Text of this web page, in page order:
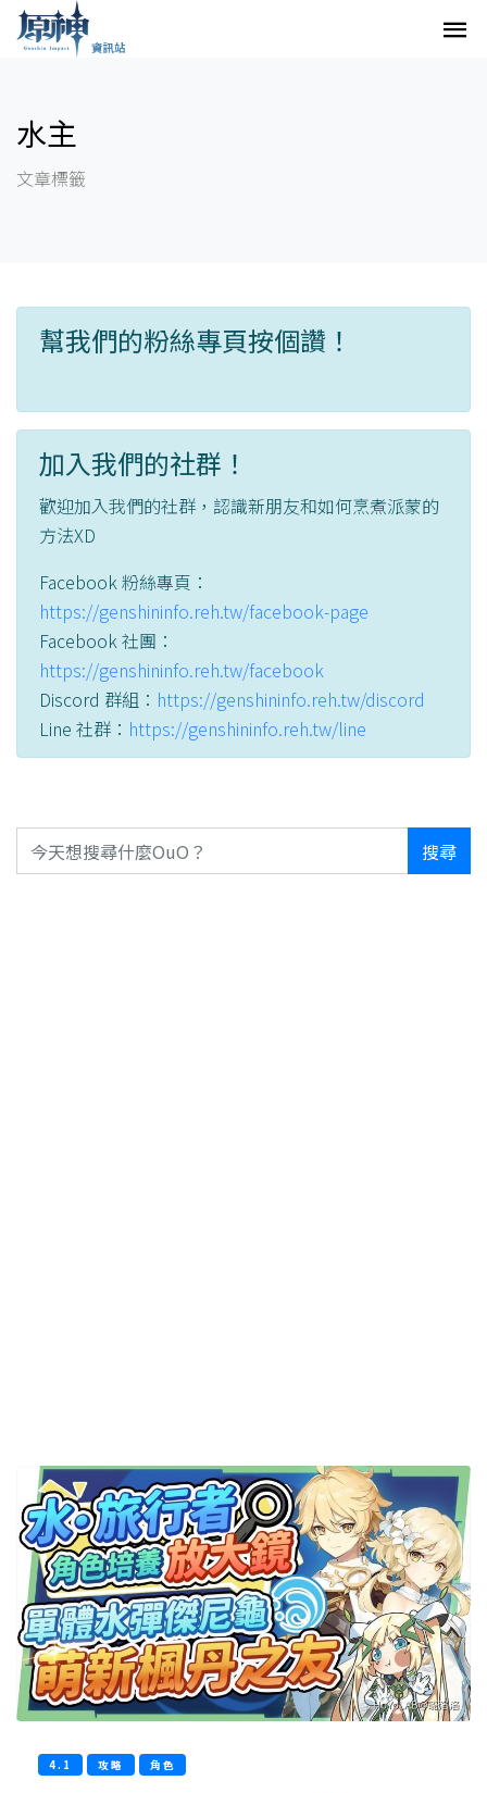
水主
文章標籤
幫我們的粉絲專頁按個讚！
加入我們的社群！
歡迎加入我們的社群，認識新朋友和如何烹煮派蒙的
方法XD
Facebook 粉絲專頁：
https://genshininfo.reh.tw/facebook-page
Facebook 社團：
https://genshininfo.reh.tw/facebook
Discord 群組： https://genshininfo.reh.tw/discord
Line 社群： https://genshininfo.reh.tw/line
搜尋
4.1 攻略 角色